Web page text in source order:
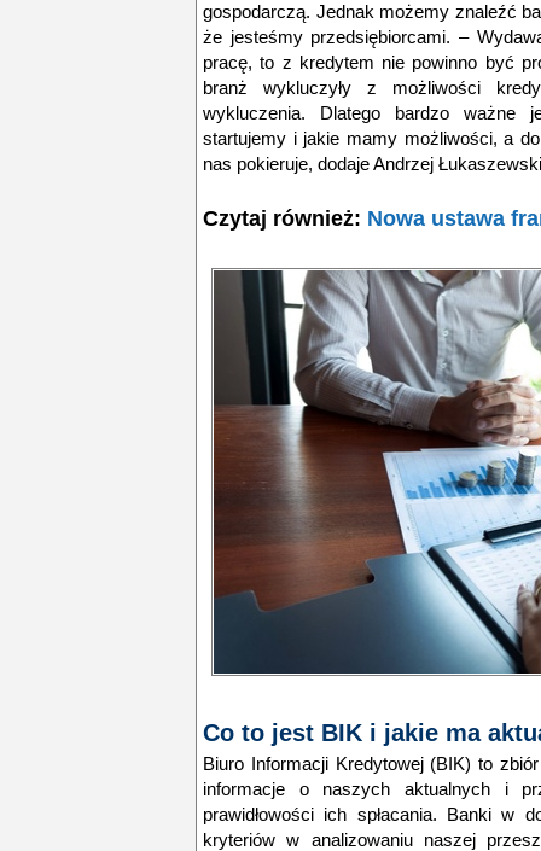
gospodarczą. Jednak możemy znaleźć
że jesteśmy przedsiębiorcami. –
pracę, to z kredytem nie powinno być
branż wykluczyły z możliwości
wykluczenia. Dlatego bardzo ważne
startujemy i jakie mamy możliwości, a
nas pokieruje, dodaje Andrzej Łukaszewski
Czytaj również: Nowa ustawa
Co to jest BIK i jakie ma
Biuro Informacji Kredytowej (BIK) to
informacje o naszych aktualnych i
prawidłowości ich spłacania. Banki w
kryteriów w analizowaniu naszej